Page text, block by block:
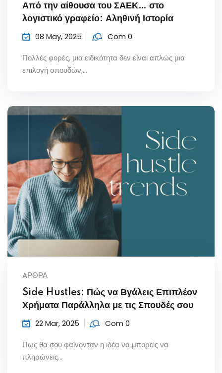
Από την αίθουσα του ΣΑΕΚ… στο
λογιστικό γραφείο: Αληθινή Ιστορία
08 May, 2025 Com 0
Πολλές φορές, μια ειδικότητα δεν είναι απλώς μια
επιλογή σπουδών,...
AΡΘΡΑ
Side Hustles: Πώς να Βγάλεις Επιπλέον
Χρήματα Παράλληλα με τις Σπουδές σου
22 Mar, 2025 Com 0
Πως θα σου φαίνονταν η ιδέα να μπορείς να
πληρώνεις...